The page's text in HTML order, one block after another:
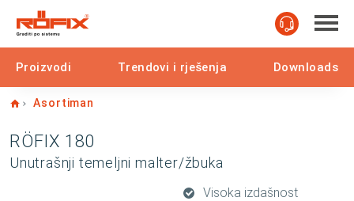
Proizvodi Trendovi i rješenja Downloads
Home
Asortiman
RÖFIX 180
Unutrašnji temeljni malter/žbuka
Visoka izdašnost